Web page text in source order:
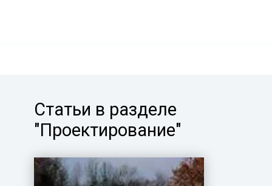
Статьи в разделе
"Проектирование"